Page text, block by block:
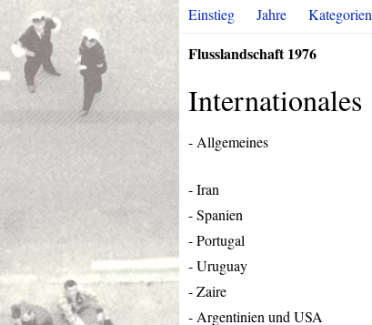
Einstieg Jahre Kategorien
Flusslandschaft 1976
Internationales
- Allgemeines
- Iran
- Spanien
- Portugal
- Uruguay
- Zaire
- Argentinien und USA